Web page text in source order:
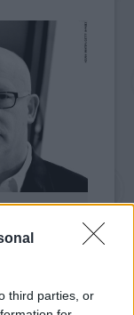
third parties, or
Enron cég
the Room,